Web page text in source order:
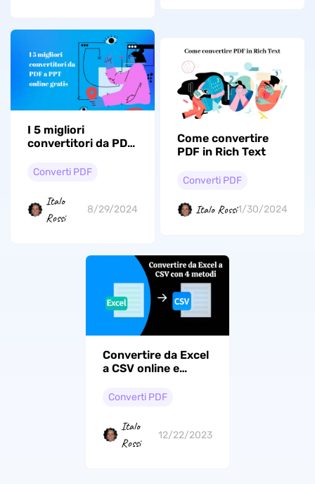
I 5 migliori
convertitori da PDF
Converti PDF
Italo
Rossi
8/29/2024
Come convertire
PDF in Rich Text
Converti PDF
Italo Rossi1/30/2024
Convertire da Excel
a CSV online e
Converti PDF
Italo
Rossi
12/22/2023